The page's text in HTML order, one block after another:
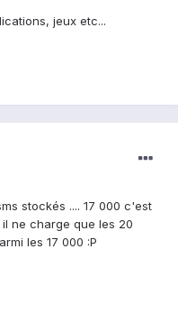
jeux etc...
stockés .... 17 000 c'est
ne charge que les 20
les 17 000 :P